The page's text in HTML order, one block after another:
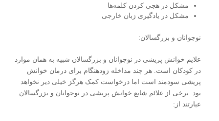
مشکل در هجی کردن کلمه‌ها
مشکل در یادگیری زبان خارجی
نوجوانان و بزرگسالان:
علایم خوانش‌ پریشی در نوجوانان و بزرگسالان شبیه به همان موارد
در کودکان است. هر چند مداخله زودهنگام برای درمان خوانش‌
پریشی سودمند است اما درخواست کمک هرگز خیلی دیر نخواهد
بود. برخی از علائم شایع خوانش‌ پریشی در نوجوانان و بزرگسالان
عبارتند از: